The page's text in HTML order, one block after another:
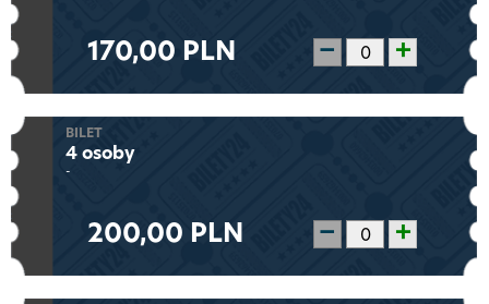
170,00 PLN − +
BILET
4 osoby
-
200,00 PLN − +